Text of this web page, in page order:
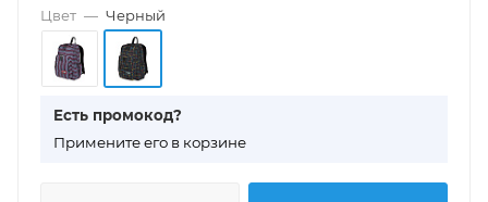
Цвет — Черный
Есть промокод?
Примените его в корзине